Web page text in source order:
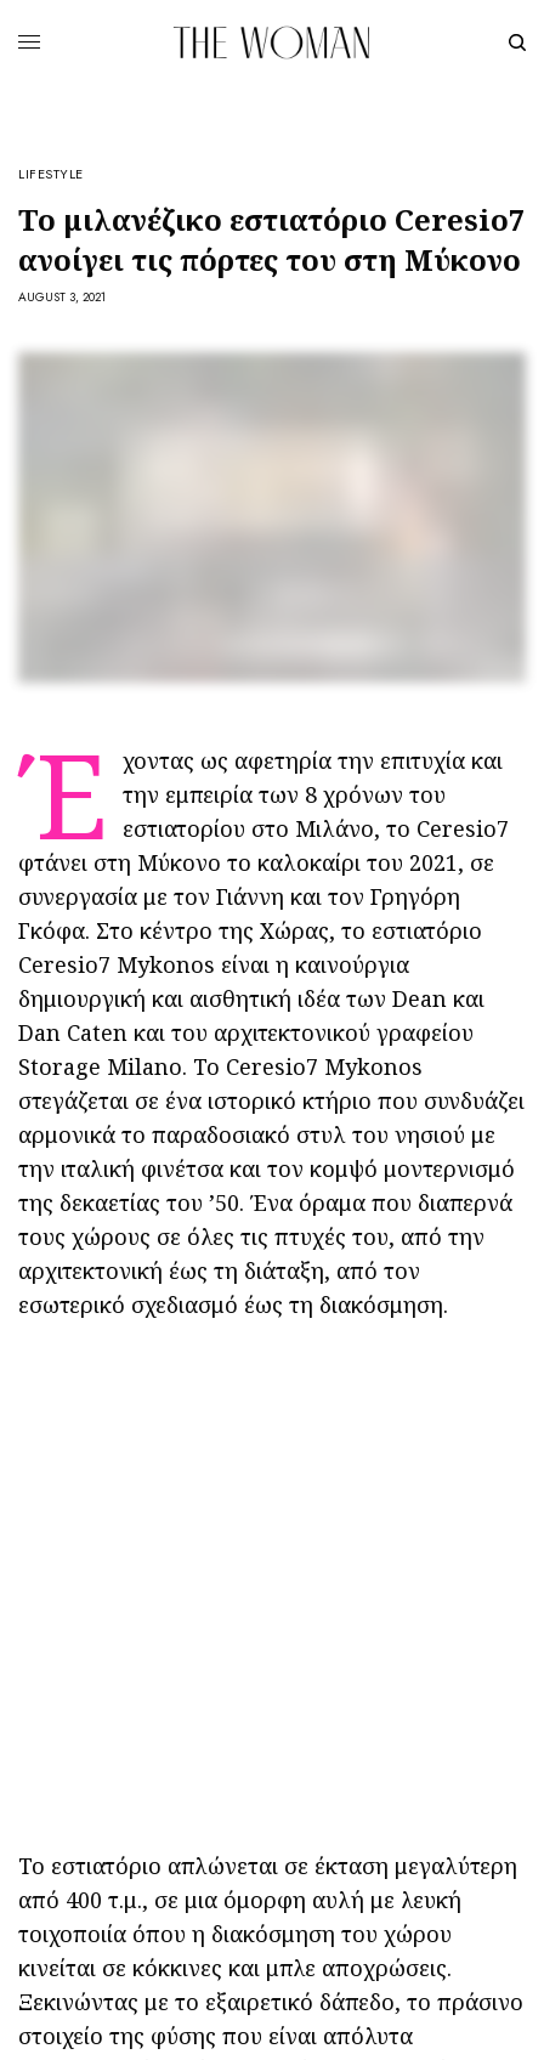
LIFESTYLE
Το μιλανέζικο εστιατόριο Ceresio7
ανοίγει τις πόρτες του στη Μύκονο
AUGUST 3, 2021
Έ
χοντας ως αφετηρία την επιτυχία και
την εμπειρία των 8 χρόνων του
εστιατορίου στο Μιλάνο, το Ceresio7
φτάνει στη Μύκονο το καλοκαίρι του 2021, σε
συνεργασία με τον Γιάννη και τον Γρηγόρη
Γκόφα. Στο κέντρο της Χώρας, το εστιατόριο
Ceresio7 Mykonos είναι η καινούργια
δημιουργική και αισθητική ιδέα των Dean και
Dan Caten και του αρχιτεκτονικού γραφείου
Storage Milano. Το Ceresio7 Mykonos
στεγάζεται σε ένα ιστορικό κτήριο που συνδυάζει
αρμονικά το παραδοσιακό στυλ του νησιού με
την ιταλική φινέτσα και τον κομψό μοντερνισμό
της δεκαετίας του ’50. Ένα όραμα που διαπερνά
τους χώρους σε όλες τις πτυχές του, από την
αρχιτεκτονική έως τη διάταξη, από τον
εσωτερικό σχεδιασμό έως τη διακόσμηση.
Το εστιατόριο απλώνεται σε έκταση μεγαλύτερη
από 400 τ.μ., σε μια όμορφη αυλή με λευκή
τοιχοποιία όπου η διακόσμηση του χώρου
κινείται σε κόκκινες και μπλε αποχρώσεις.
Ξεκινώντας με το εξαιρετικό δάπεδο, το πράσινο
στοιχείο της φύσης που είναι απόλυτα